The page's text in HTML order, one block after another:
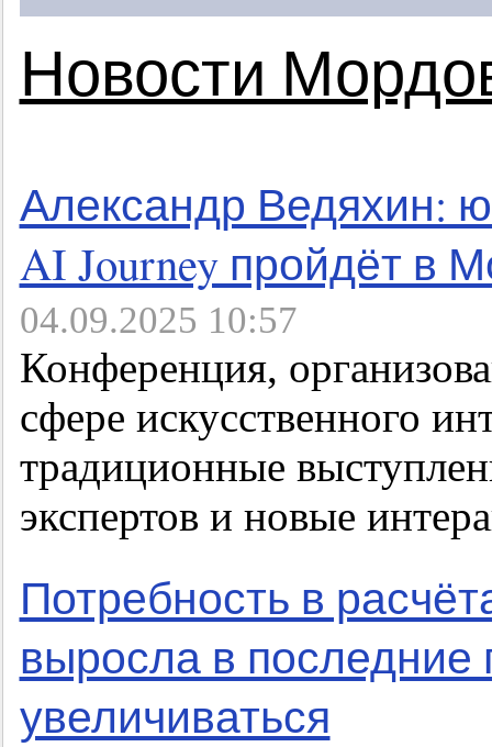
Новости
Александр Ведяхин:
AI Journey пройдёт в
04.09.2025 10:57
Конференция,
сфере искусственного
традиционные
экспертов и новые
Потребность в
выросла в последние
увеличиваться